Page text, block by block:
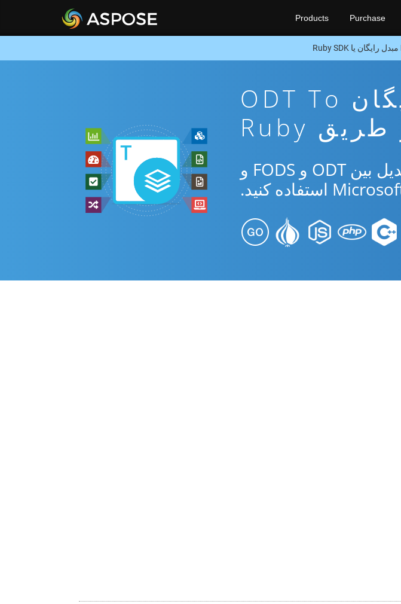
Products Purchase
برنامه تبدیل آنلاین رایگان ODT To
از برنامه رایگان آنلاین یا Ruby SDK برای تبدیل بین ODT و FODS و